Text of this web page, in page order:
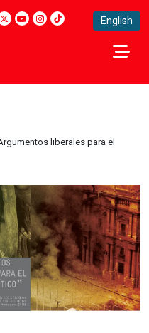
English
liberales para el